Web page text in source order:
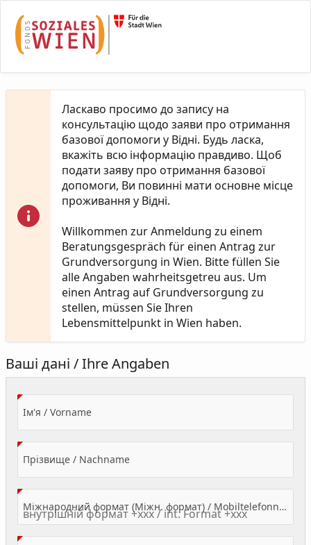
Ласкаво просимо до запису на
консультацію щодо заяви про отримання
базової допомоги у Відні. Будь ласка,
вкажіть всю інформацію правдиво. Щоб
подати заяву про отримання базової
допомоги, Ви повинні мати основне місце
проживання у Відні.
Willkommen zur Anmeldung zu einem
Beratungsgespräch für einen Antrag zur
Grundversorgung in Wien. Bitte füllen Sie
alle Angaben wahrheitsgetreu aus. Um
einen Antrag auf Grundversorgung zu
stellen, müssen Sie Ihren
Lebensmittelpunkt in Wien haben.
Ваші дані / Ihre Angaben
Ім'я / Vorname(Value Required)
Прізвище / Nachname(Value Required)
Міжнародний формат (Міжн. формат) / Mobiltelefonnummer